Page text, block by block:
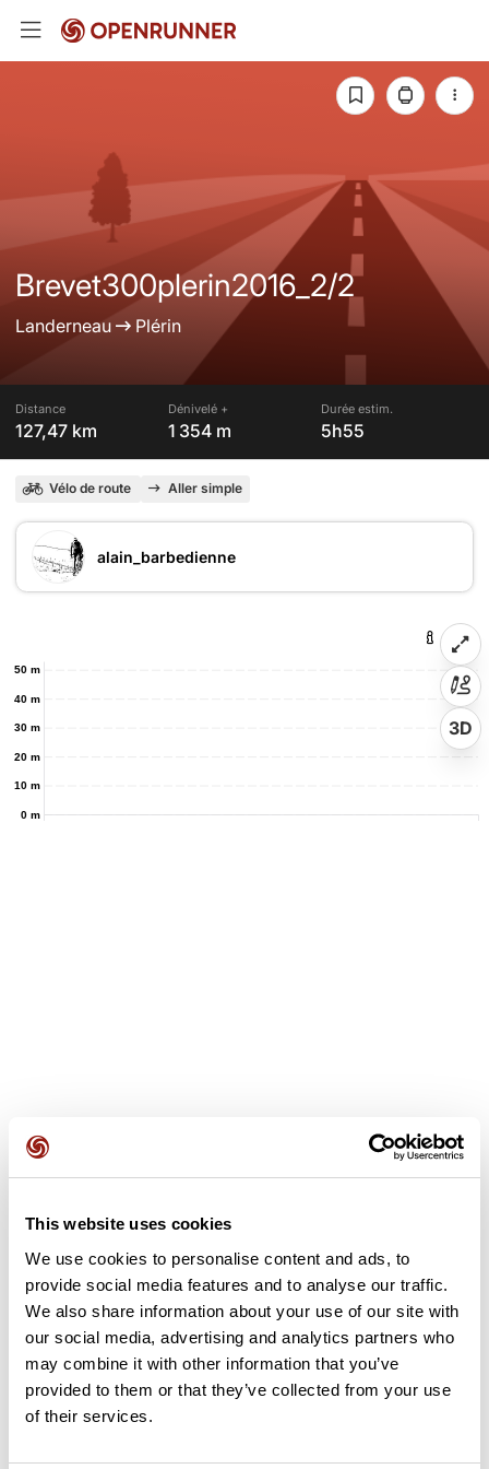
This website uses cookies
We use cookies to personalise content and ads, to
provide social media features and to analyse our traffic.
We also share information about your use of our site with
our social media, advertising and analytics partners who
may combine it with other information that you’ve
provided to them or that they’ve collected from your use
of their services.
Brevet300plerin2016_2/2
Landerneau Plérin
Distance
127,47 km
Dénivelé +
1 354 m
Durée estim.
5h55
Vélo de route Aller simple
alain_barbedienne
0 m
10 m
20 m
30 m
40 m
50 m
3D
Ajouter un avis
Découvrez ce parcours de vélo de 127,5 km qui débute à